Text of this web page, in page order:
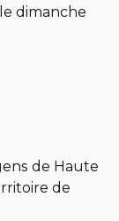
le dimanche
de Haute
de